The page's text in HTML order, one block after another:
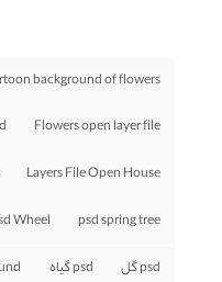
background of flowers
Flowers open layer file
Layers File Open House
psd spring tree
Wheel
psd گل psd گیاه